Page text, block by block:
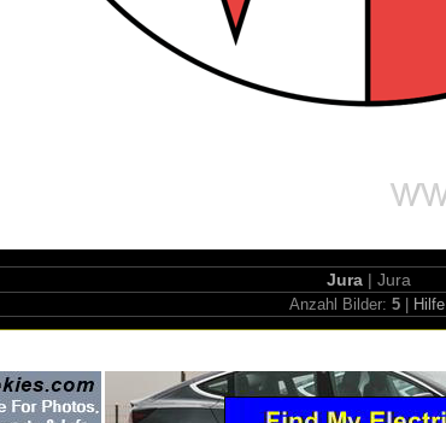
Jura | Jura
Anzahl Bilder: 5| Hilfe